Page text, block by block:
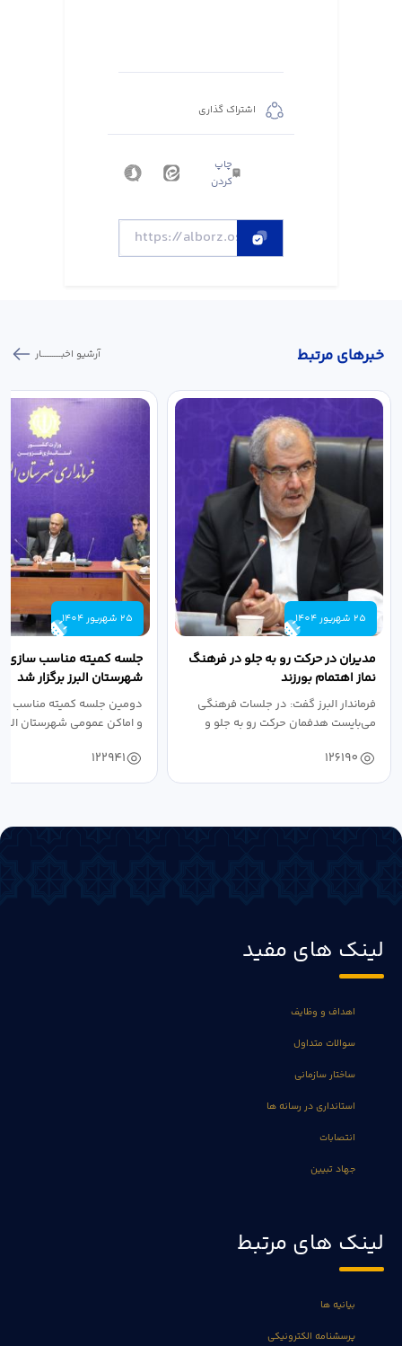
اشتراک گذاری
چاپ
کردن
خبر‌های مرتبط آرشیو اخبـــــــــــار
25 شهریور 1404
مدیران در حرکت رو به جلو در فرهنگ
نماز اهتمام بورزند
فرماندار البرز گفت: در جلسات فرهنگی
می‌بایست هدفمان حرکت رو به جلو و
126190
25 شهریور 1404
جلسه کمیته مناسب سازی
شهرستان البرز برگزار شد
دومین جلسه کمیته مناسب
و اماکن عمومی شهرستان
122941
لینک های مفید
اهداف و وظایف
سوالات متداول
ساختار سازمانی
استانداری در رسانه ها
انتصابات
جهاد تبیین
لینک های مرتبط
بیانیه ها
پرسشنامه الکترونیکی